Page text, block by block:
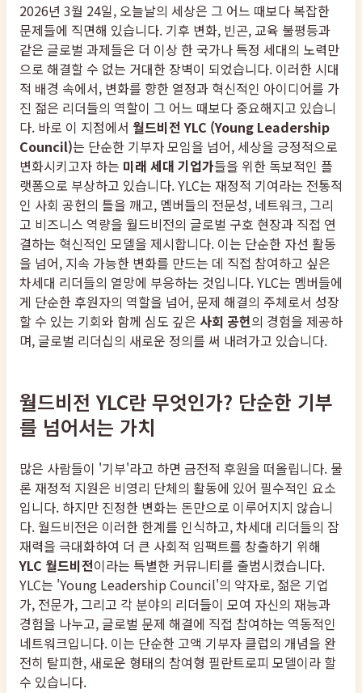
2026년 3월 24일, 오늘날의 세상은 그 어느 때보다 복잡한
문제들에 직면해 있습니다. 기후 변화, 빈곤, 교육 불평등과
같은 글로벌 과제들은 더 이상 한 국가나 특정 세대의 노력만
으로 해결할 수 없는 거대한 장벽이 되었습니다. 이러한 시대
적 배경 속에서, 변화를 향한 열정과 혁신적인 아이디어를 가
진 젊은 리더들의 역할이 그 어느 때보다 중요해지고 있습니
다. 바로 이 지점에서 월드비전 YLC (Young Leadership
Council)는 단순한 기부자 모임을 넘어, 세상을 긍정적으로
변화시키고자 하는 미래 세대 기업가들을 위한 독보적인 플
랫폼으로 부상하고 있습니다. YLC는 재정적 기여라는 전통적
인 사회 공헌의 틀을 깨고, 멤버들의 전문성, 네트워크, 그리
고 비즈니스 역량을 월드비전의 글로벌 구호 현장과 직접 연
결하는 혁신적인 모델을 제시합니다. 이는 단순한 자선 활동
을 넘어, 지속 가능한 변화를 만드는 데 직접 참여하고 싶은
차세대 리더들의 열망에 부응하는 것입니다. YLC는 멤버들에
게 단순한 후원자의 역할을 넘어, 문제 해결의 주체로서 성장
할 수 있는 기회와 함께 심도 깊은 사회 공헌의 경험을 제공하
며, 글로벌 리더십의 새로운 정의를 써 내려가고 있습니다.
월드비전 YLC란 무엇인가? 단순한 기부
를 넘어서는 가치
많은 사람들이 '기부'라고 하면 금전적 후원을 떠올립니다. 물
론 재정적 지원은 비영리 단체의 활동에 있어 필수적인 요소
입니다. 하지만 진정한 변화는 돈만으로 이루어지지 않습니
다. 월드비전은 이러한 한계를 인식하고, 차세대 리더들의 잠
재력을 극대화하여 더 큰 사회적 임팩트를 창출하기 위해
YLC 월드비전이라는 특별한 커뮤니티를 출범시켰습니다.
YLC는 'Young Leadership Council'의 약자로, 젊은 기업
가, 전문가, 그리고 각 분야의 리더들이 모여 자신의 재능과
경험을 나누고, 글로벌 문제 해결에 직접 참여하는 역동적인
네트워크입니다. 이는 단순한 고액 기부자 클럽의 개념을 완
전히 탈피한, 새로운 형태의 참여형 필란트로피 모델이라 할
수 있습니다.